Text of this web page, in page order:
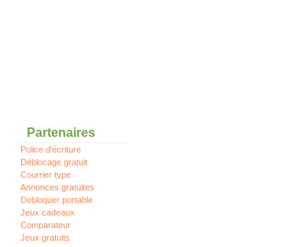
Partenaires
Police d'écriture
Déblocage gratuit
Courrier type
Annonces gratuites
Debloquer portable
Jeux cadeaux
Comparateur
Jeux gratuits